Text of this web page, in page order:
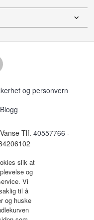
og personvern
Blogg
Tlf. 40557766 -
slik at
og
Vi
til å
og huske